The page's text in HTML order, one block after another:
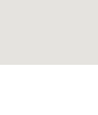
lombardo’, il
il coevo
con il